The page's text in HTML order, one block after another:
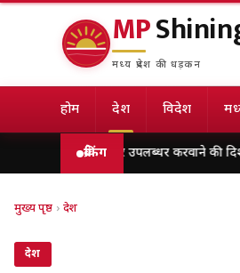
MP
मध्य प्रदेश की धड़कन
होम देश विदेश
ब्रेकिंग
के अवसर उपलब्धर करवाने की दिशा में महत्वपूर्ण
मुख्य पृष्ठ › देश
देश